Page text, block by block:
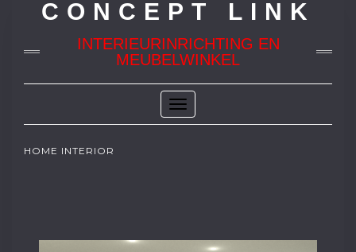
CONCEPT LINK
INTERIEURINRICHTING EN
MEUBELWINKEL
Toggle
Navigation
HOME INTERIOR